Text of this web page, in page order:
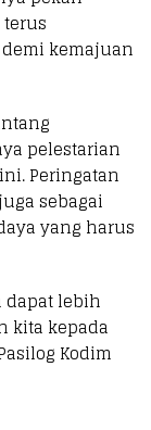
kemajuan
pelestarian
Peringatan
sebagai
yang harus
dapat lebih
kita kepada
Kodim